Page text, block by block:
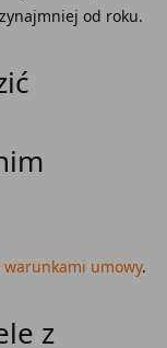
od roku.
umowy.
z